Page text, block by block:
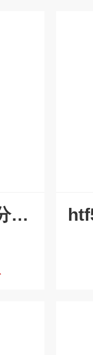
LIW51大流量磁性分离器